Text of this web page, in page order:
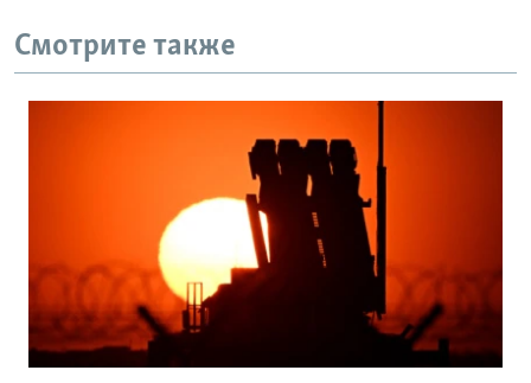
Смотрите также